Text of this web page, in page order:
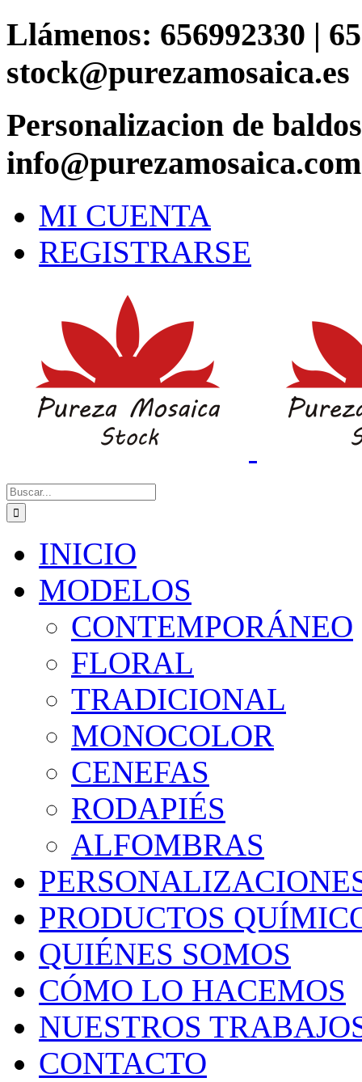
Saltar
Llámenos: 656992330 |
stock@purezamosaica.es
Personalizacion de
info@purezamosaica.com
MI CUENTA
REGISTRARSE
INICIO
MODELOS
CONTEMPORÁNEO
FLORAL
TRADICIONAL
MONOCOLOR
CENEFAS
RODAPIÉS
ALFOMBRAS
PRODUCTOS
QUIÉNES SOMOS
CÓMO LO HACEMOS
NUESTROS
CONTACTO